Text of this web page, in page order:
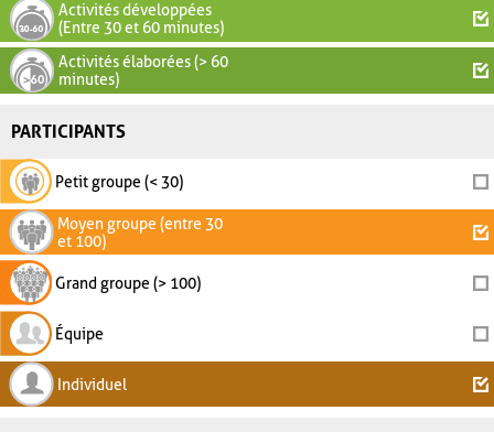
Activités développées
(Entre 30 et 60 minutes)
Activités élaborées (> 60
minutes)
PARTICIPANTS
Petit groupe (< 30)
Moyen groupe (entre 30
et 100)
Grand groupe (> 100)
Équipe
Individuel